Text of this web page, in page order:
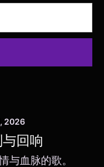
2026
回响
与血脉的歌。